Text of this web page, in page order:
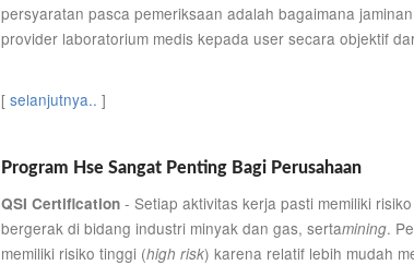
persyaratan pasca pemeriksaan adalah bagaimana
provider laboratorium medis kepada user secara objektif
[ selanjutnya.. ]
Program Hse Sangat Penting Bagi Perusahaan
QSI Certification - Setiap aktivitas kerja pasti memiliki
bergerak di bidang industri minyak dan gas, sertamining.
memiliki risiko tinggi (high risk) karena relatif lebih mudah